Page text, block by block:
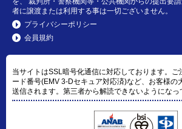
者に譲渡または利用する事は一切ございません。
プライバシーポリシー
会員規約
当サイトはSSL暗号化通信に対応しております。ご
ード番号(EMV 3-Dセキュア対応済)など、お客様の
送信されます。第三者から解読できないようになっ